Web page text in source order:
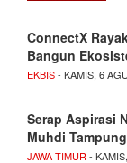
ConnectX
Bangun
EKBIS- KAMIS, 6
Serap Aspirasi
Muhdi
JAWA TIMUR -